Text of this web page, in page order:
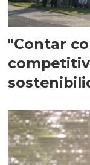
"Contar